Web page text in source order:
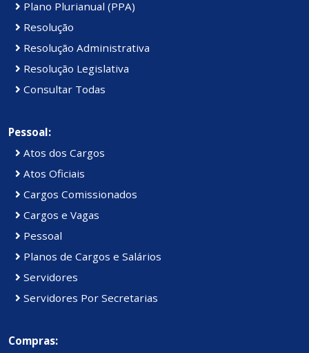
Plano Plurianual (PPA)
Resolução
Resolução Administrativa
Resolução Legislativa
Consultar Todas
Pessoal:
Atos dos Cargos
Atos Oficiais
Cargos Comissionados
Cargos e Vagas
Pessoal
Planos de Cargos e Salários
Servidores
Servidores Por Secretarias
Compras: